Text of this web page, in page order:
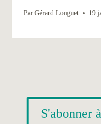
Par Gérard Longuet 19
S'abonner